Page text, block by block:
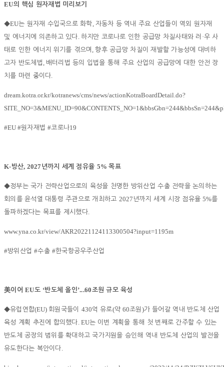
EU의 핵심 원자재법 미리보기
◆EU는 원자재 수입국으로 화학, 자동차 등 역내 주요 산업들이 역외 원자재
및 에너지에 의존하고 있다. 하지만 코로나로 인한 공급망 차질사태와 러 ·우 사
태로 인한 에너지 위기를 겪으며 ,향후 공급망 차질이 재발할 가능성에 대비하
고자 반도체법 , 배터리법 등의 입법을 통해 주요 산업의 공급망에 대한 안전 장
치를 마련 중이다.
dream.kotra.or.kr/kotranews/cms/news/actionKotraBoardDetail.do?
#EU #원자재법#코로나19
K-방산, 2027년까지 세계 점유율 5%목표
◆정부는 국가 전략산업으로의 육성을 천명한 방위산업 수출 전략을 논의하는
회의를 윤석열 대통령 주관으로 개최하고 2027 년까지 세계 시장 점유율5%를
돌파하겠다는 목표를 제시했다.
www.yna.co.kr/view/AKR20221124113300504?input=1195m
#방위산업#수출#한국항공우주산업
美이어EU도 ‘반도체 올인’...60조원 규모 육성
◆유럽연합(EU) 회원국들이 430억 유로(약60조원 )가 들어갈 역내 반도체 산업
육성 계획 추진에 합의했다. EU는 이번 계획을 통해 첫 번째로 간주할 수 있는
반도체 공장의 범위를 확대하고 국가지원을 승인해 역내 반도체 산업의 발전을
유도한다는 복안이다.